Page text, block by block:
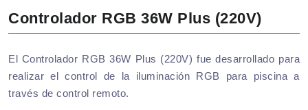
Controlador RGB 36W Plus (220V)
El Controlador RGB 36W Plus (220V) fue desarrollado para
realizar el control de la iluminación RGB para piscina a
través de control remoto.